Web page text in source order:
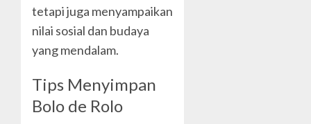
tetapi juga menyampaikan
nilai sosial dan budaya
yang mendalam.
Tips Menyimpan
Bolo de Rolo